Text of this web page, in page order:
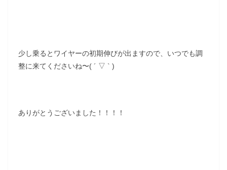
少し乗るとワイヤーの初期伸びが出ますので、いつでも調
整に来てくださいね〜( ´ ▽ ` )
ありがとうございました！！！！